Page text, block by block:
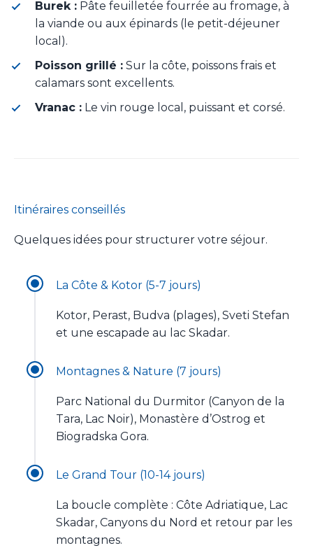
Burek : Pâte feuilletée fourrée au fromage, à
la viande ou aux épinards (le petit-déjeuner
local).
Poisson grillé : Sur la côte, poissons frais et
calamars sont excellents.
Vranac : Le vin rouge local, puissant et corsé.
Itinéraires conseillés
Quelques idées pour structurer votre séjour.
La Côte & Kotor (5-7 jours)
Kotor, Perast, Budva (plages), Sveti Stefan
et une escapade au lac Skadar.
Montagnes & Nature (7 jours)
Parc National du Durmitor (Canyon de la
Tara, Lac Noir), Monastère d’Ostrog et
Biogradska Gora.
Le Grand Tour (10-14 jours)
La boucle complète : Côte Adriatique, Lac
Skadar, Canyons du Nord et retour par les
montagnes.